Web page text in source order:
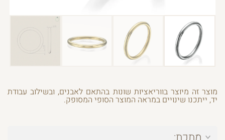
מוצר זה מיוצר בווריאציות שונות בהתאם לאבנים, ובשילוב עבודת
יד, ייתכנו שינויים במראה המוצר הסופי המסופק.